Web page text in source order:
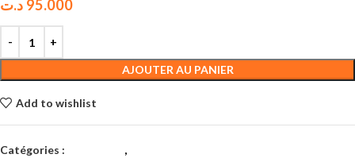
95.000 د.ت
AJOUTER AU PANIER
Add to wishlist
Catégories : ,